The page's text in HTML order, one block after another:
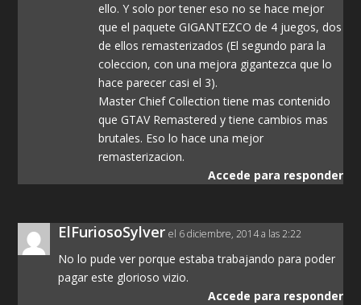
ello. Y solo por tener eso no se hace mejor
que el paquete GIGANTEZCO de 4 juegos, dos
de ellos remasterizados (El segundo para la
coleccion, con una mejora gigantezca que lo
hace parecer casi el 3).
Master Chief Collection tiene mas contenido
que GTAV Remastered y tiene cambios mas
brutales. Eso lo hace una mejor
remasterizacion.
Accede para responder
ElFuriosoSylver el 6 diciembre, 2014 a las 2:22
No lo pude ver porque estaba trabajando para poder
pagar este glorioso vizio.
Accede para responder